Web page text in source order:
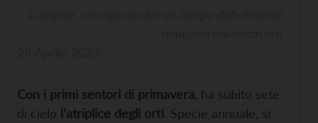
Con i primi sentori di primavera , ha subito sete
di cielo l’atriplice degli orti. Specie annuale, si